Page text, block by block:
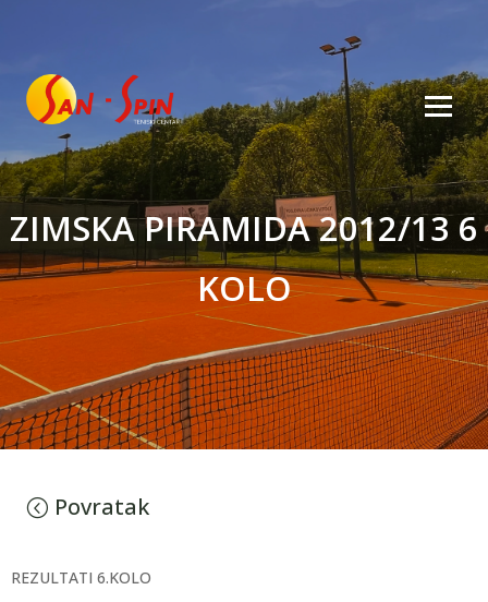
ZIMSKA PIRAMIDA 2012/13 6
KOLO
Povratak
REZULTATI 6.KOLO